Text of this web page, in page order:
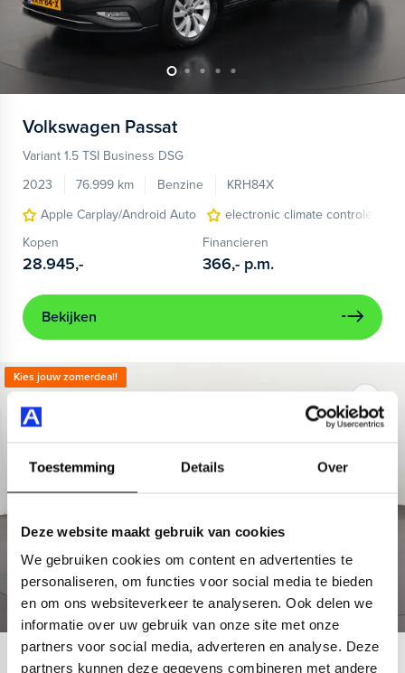
Toestemming Details Over
Deze website maakt gebruik van cookies
We gebruiken cookies om content en advertenties te
personaliseren, om functies voor social media te bieden
en om ons websiteverkeer te analyseren. Ook delen we
informatie over uw gebruik van onze site met onze
partners voor social media, adverteren en analyse. Deze
partners kunnen deze gegevens combineren met andere
Volkswagen Passat
Variant 1.5 TSI Business DSG
2023
76.999 km Benzine
KRH84X
Apple Carplay/Android Auto
electronic climate controle
Kopen
28.945,-
Financieren
366,- p.m.
Bekijken
Kies jouw zomerdeal!
Volkswagen Passat